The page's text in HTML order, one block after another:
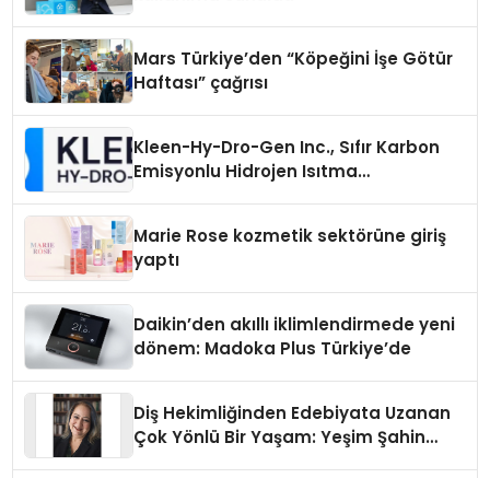
Mars Türkiye’den “Köpeğini İşe Götür
Haftası” çağrısı
Kleen-Hy-Dro-Gen Inc., Sıfır Karbon
Emisyonlu Hidrojen Isıtma
Marie Rose kozmetik sektörüne giriş
yaptı
Daikin’den akıllı iklimlendirmede yeni
dönem: Madoka Plus Türkiye’de
Diş Hekimliğinden Edebiyata Uzanan
Çok Yönlü Bir Yaşam: Yeşim Şahin